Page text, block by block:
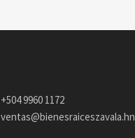
+504 9960 1172
ventas@bienesraiceszavala.hn